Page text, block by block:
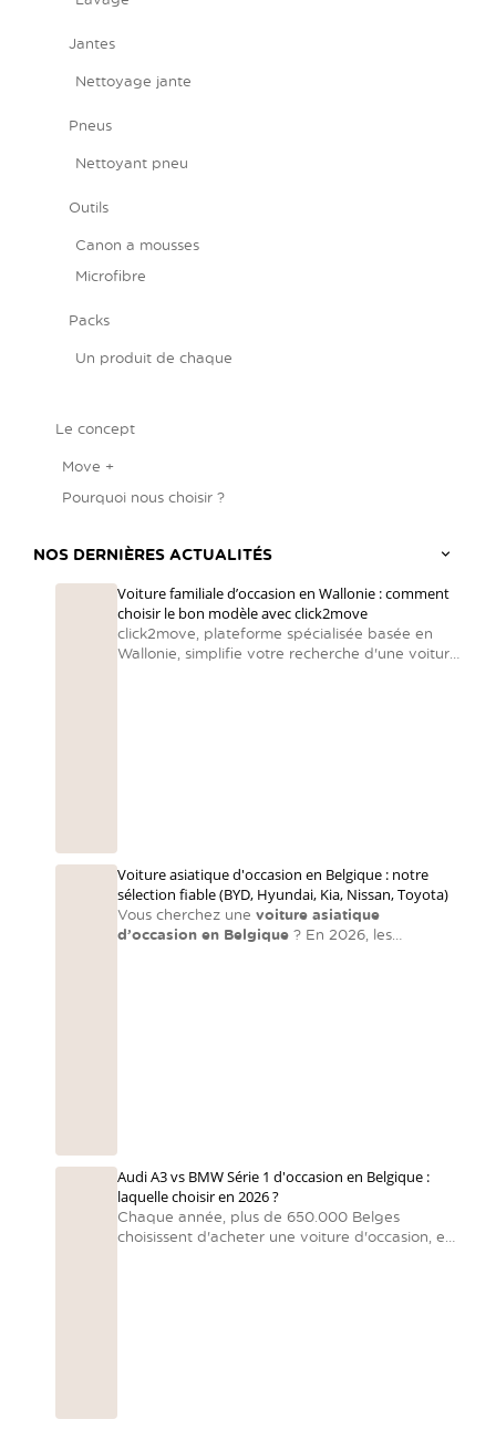
Jantes
Nettoyage jante
Pneus
Nettoyant pneu
Outils
Canon a mousses
Microfibre
Packs
Un produit de chaque
Le concept
Move +
Pourquoi nous choisir ?
NOS DERNIÈRES ACTUALITÉS
Voiture familiale d’occasion en Wallonie : comment
choisir le bon modèle avec click2move
click2move, plateforme spécialisée basée en
Wallonie, simplifie votre recherche d'une voiture
Voiture asiatique d'occasion en Belgique : notre
sélection fiable (BYD, Hyundai, Kia, Nissan, Toyota)
Vous cherchez une voiture asiatique
d’occasion en Belgique ? En 2026, les
Audi A3 vs BMW Série 1 d'occasion en Belgique :
laquelle choisir en 2026 ?
Chaque année, plus de 650.000 Belges
choisissent d'acheter une voiture d'occasion, en